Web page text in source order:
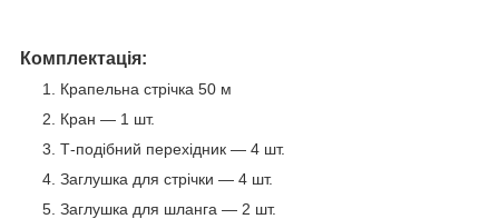
Комплектація:
Крапельна стрічка 50 м
Кран — 1 шт.
Т-подібний перехідник — 4 шт.
Заглушка для стрічки — 4 шт.
Заглушка для шланга — 2 шт.